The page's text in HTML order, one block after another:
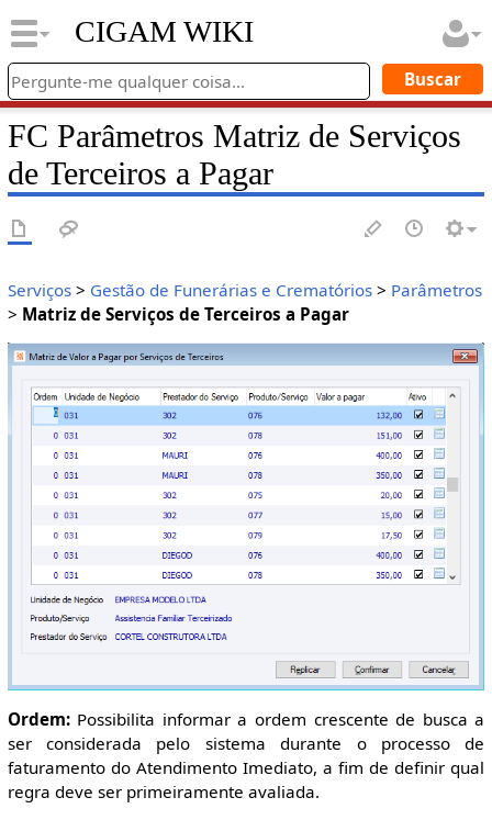
CIGAM WIKI
FC Parâmetros Matriz de Serviços
de Terceiros a Pagar
Serviços> Gestão de Funerárias e Crematórios> Parâmetros
> Matriz de Serviços de Terceiros a Pagar
Ordem:Possibilita informar a ordem crescente de busca a
ser considerada pelo sistema durante o processo de
faturamento do Atendimento Imediato, a fim de definir qual
regra deve ser primeiramente avaliada.